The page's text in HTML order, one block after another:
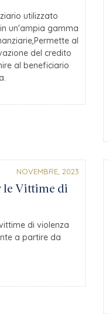
utilizzato
un'ampia gamma
al
del credito
al beneficiario
NOVEMBRE, 2023
le Vittime di
di violenza
a partire da